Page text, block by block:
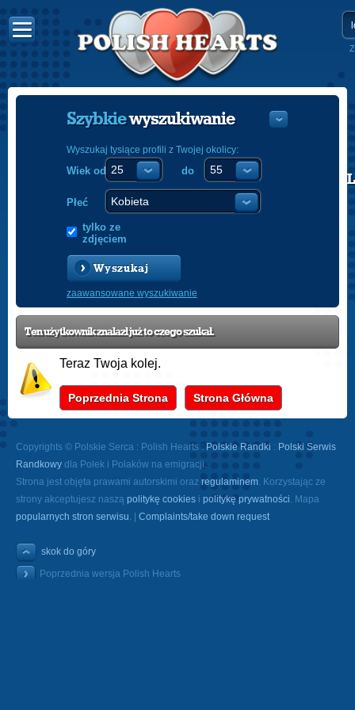
POLISH
Szybkiewyszukiwanie
Wyszukaj tysiące profili z Twojej okolicy:
Wiek od do
Płeć
tylko ze
zdjęciem
Wyszukaj
zaawansowane wyszukiwanie
Ten użytkownik znalazł już to czego szukał.
Teraz Twoja kolej.
Poprzednia Strona Strona Główna
Copyrights © Polskie Serca : Polish Hearts : Polskie Randki : Polski Serwis
Randkowy dla Polek i Polaków na emigracji.
Strona jest objęta prawami autorskimi oraz regulaminem. Korzystając ze
strony akceptujesz naszą politykę cookies i politykę prywatności. Mapa
popularnych stron serwisu. | Complaints/take down request
skok do góry
Poprzednia wersja Polish Hearts